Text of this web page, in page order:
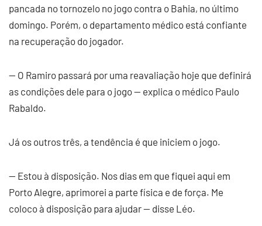
pancada no tornozelo no jogo contra o Bahia, no último
domingo. Porém, o departamento médico está confiante
na recuperação do jogador.
— O Ramiro passará por uma reavaliação hoje que definirá
as condições dele para o jogo — explica o médico Paulo
Rabaldo.
Já os outros três, a tendência é que iniciem o jogo.
— Estou à disposição. Nos dias em que fiquei aqui em
Porto Alegre, aprimorei a parte física e de força. Me
coloco à disposição para ajudar — disse Léo.